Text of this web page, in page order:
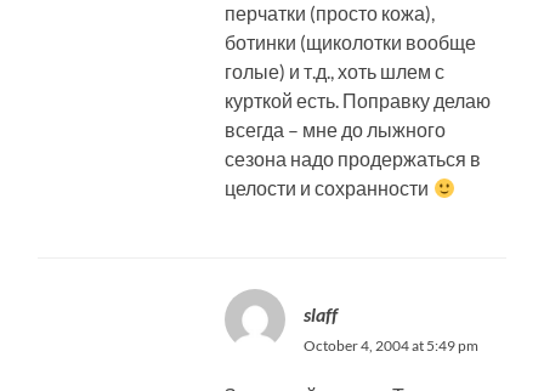
перчатки (просто кожа),
ботинки (щиколотки вообще
голые) и т.д., хоть шлем с
курткой есть. Поправку делаю
всегда – мне до лыжного
сезона надо продержаться в
целости и сохранности
slaff
October 4, 2004 at 5:49 pm